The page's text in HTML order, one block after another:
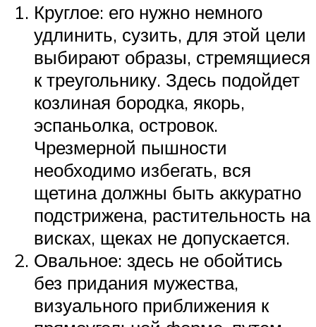
Круглое: его нужно немного
удлинить, сузить, для этой цели
выбирают образы, стремящиеся
к треугольнику. Здесь подойдет
козлиная бородка, якорь,
эспаньолка, островок.
Чрезмерной пышности
необходимо избегать, вся
щетина должны быть аккуратно
подстрижена, растительность на
висках, щеках не допускается.
Овальное: здесь не обойтись
без придания мужества,
визуального приближения к